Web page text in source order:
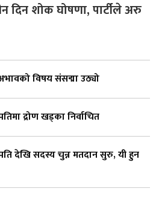
दिन शोक घोषणा, पार्टीले अरु
विषय संसद्मा उठ्यो
द्रोण खड्का निर्वाचित
देखि सदस्य चुन्न मतदान सुरु, यी हुन